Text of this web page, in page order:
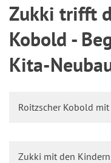
Zukki trifft
Kobold -
Kita-
Roitzscher Kobold
Zukki mit den